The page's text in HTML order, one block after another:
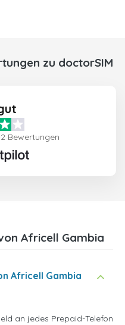
zu doctorSIM
Bewertungen
Africell Gambia
Africell Gambia
an jedes Prepaid-Telefon